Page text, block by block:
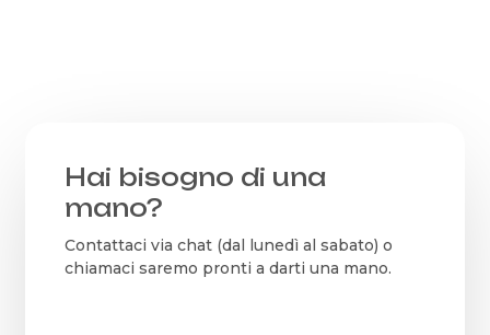
Hai bisogno di una
mano?
Contattaci via chat (dal lunedì al sabato) o
chiamaci saremo pronti a darti una mano.